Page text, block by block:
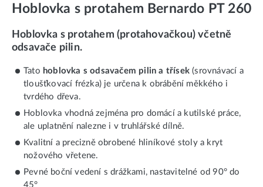
Hoblovka s protahem Bernardo PT 260
Hoblovka s protahem (protahovačkou) včetně
odsavače pilin.
Tato hoblovka s odsavačem pilin a třísek (srovnávací a
tloušťkovací frézka) je určena k obrábění měkkého i
tvrdého dřeva.
Hoblovka vhodná zejména pro domácí a kutilské práce,
ale uplatnění nalezne i v truhlářské dílně.
Kvalitní a precizně obrobené hliníkové stoly a kryt
nožového vřetene.
Pevné boční vedení s drážkami, nastavitelné od 90° do
45°